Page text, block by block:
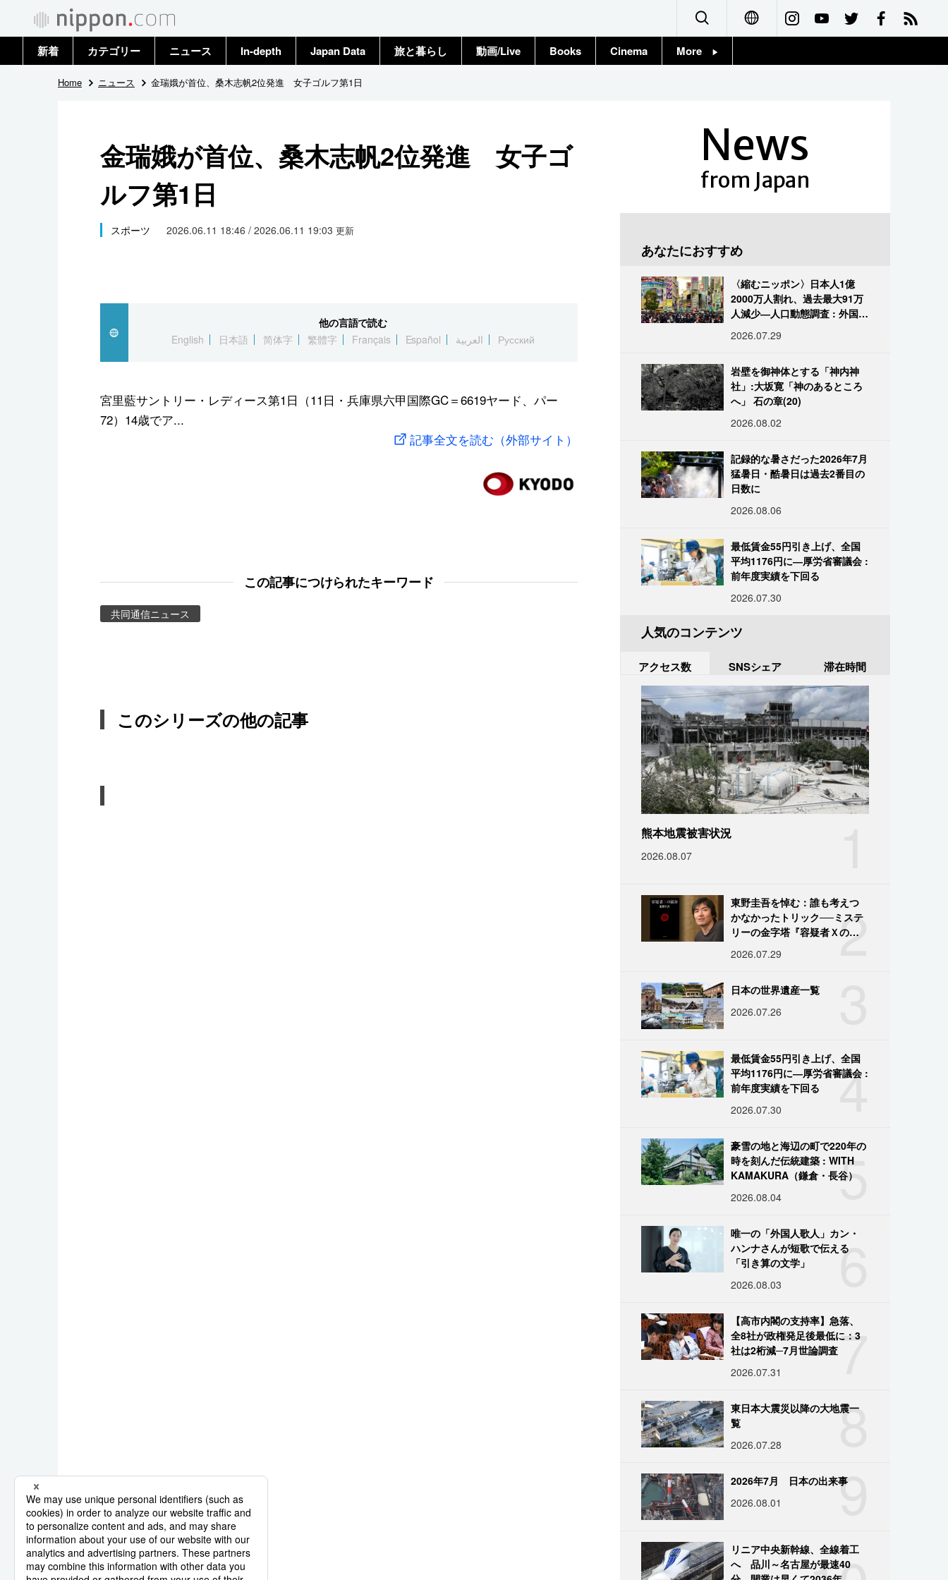
Français
新着 カテゴリー
政治・外交
国際
社会
文化
スポーツ・東京2020
ニュース
トップ
In-depth Japan Data 旅と暮らし 動画/Live Books Cinema More
Home ニュース 金瑞娥が首位、桑木志帆2位発進 女子ゴルフ第1日
金瑞娥が首位、桑木志帆2位発進 女子ゴ
ルフ第1日
スポーツ 2026.06.11 18:46 / 2026.06.11 19:03 更新
他の言語で読む
English
日本語 简体字 繁體字 Français Español العربية Русский
宮里藍サントリー・レディース第1日（11日・兵庫県六甲国際GC＝6619ヤード、パー
72）14歳でア...
記事全文を読む（外部サイト）
この記事につけられたキーワード
共同通信ニュース
このシリーズの他の記事
News
from Japan
あなたにおすすめ
〈縮むニッポン〉日本人1億
2000万人割れ、過去最大91万
人減少―人口動態調査 : 外国人
2026.07.29
岩壁を御神体とする「神内神
社」:大坂寛「神のあるところ
へ」 石の章(20)
2026.08.02
記録的な暑さだった2026年7月
猛暑日・酷暑日は過去2番目の
日数に
2026.08.06
最低賃金55円引き上げ、全国
平均1176円に―厚労省審議会 :
前年度実績を下回る
2026.07.30
人気のコンテンツ
アクセス数 SNSシェア 滞在時間
熊本地震被害状況
2026.08.07
2
東野圭吾を悼む：誰も考えつ
かなかったトリック──ミステ
リーの金字塔『容疑者Ｘの献
2026.07.29
日本の世界遺産一覧
2026.07.26
4
最低賃金55円引き上げ、全国
平均1176円に―厚労省審議会 :
前年度実績を下回る
2026.07.30
5
豪雪の地と海辺の町で220年の
時を刻んだ伝統建築 : WITH
KAMAKURA（鎌倉・長谷）
2026.08.04
6
唯一の「外国人歌人」カン・
ハンナさんが短歌で伝える
「引き算の文学」
2026.08.03
7
【高市内閣の支持率】急落、
全8社が政権発足後最低に：3
社は2桁減─7月世論調査
2026.07.31
8
東日本大震災以降の大地震一
覧
2026.07.28
9
2026年7月 日本の出来事
2026.08.01
リニア中央新幹線、全線着工
へ 品川～名古屋が最速40